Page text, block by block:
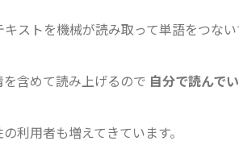
ストを機械が読み取って単語をつな
含めて読み上げるので 自分で読んで
利用者も増えてきています。